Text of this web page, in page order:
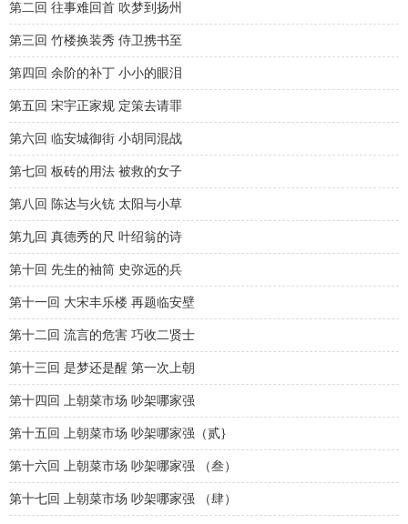
第二回 往事难回首 吹梦到扬州
第三回 竹楼换装秀 侍卫携书至
第四回 余阶的补丁 小小的眼泪
第五回 宋宇正家规 定策去请罪
第六回 临安城御街 小胡同混战
第七回 板砖的用法 被救的女子
第八回 陈达与火铳 太阳与小草
第九回 真德秀的尺 叶绍翁的诗
第十回 先生的袖筒 史弥远的兵
第十一回 大宋丰乐楼 再题临安壁
第十二回 流言的危害 巧收二贤士
第十三回 是梦还是醒 第一次上朝
第十四回 上朝菜市场 吵架哪家强
第十五回 上朝菜市场 吵架哪家强（贰}
第十六回 上朝菜市场 吵架哪家强 （叁）
第十七回 上朝菜市场 吵架哪家强 （肆）